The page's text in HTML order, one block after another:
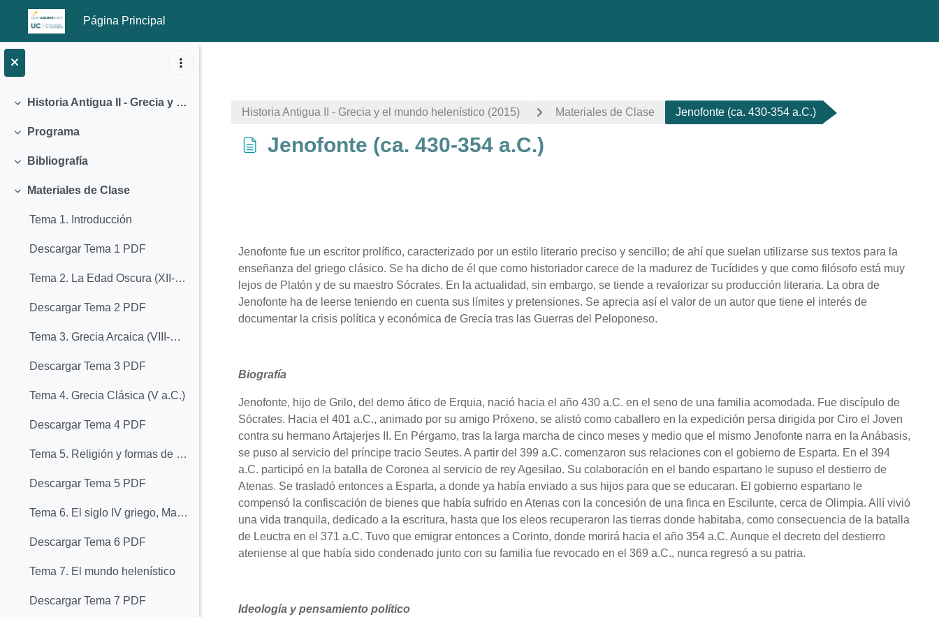
Salta al contenido principal
Página Principal
Colapsar
Historia Antigua II - Grecia y el mundo helenístico (2015)
Colapsar
Programa
Colapsar
Bibliografía
Colapsar
Materiales de Clase
Tema 1. Introducción
Descargar Tema 1 PDF
Tema 2. La Edad Oscura (XII-VIII a.C.)
Descargar Tema 2 PDF
Tema 3. Grecia Arcaica (VIII-VI a.C.)
Descargar Tema 3 PDF
Tema 4. Grecia Clásica (V a.C.)
Descargar Tema 4 PDF
Tema 5. Religión y formas de vida en la antigua Grecia
Descargar Tema 5 PDF
Tema 6. El siglo IV griego, Macedonia y Alejandro Magno
Descargar Tema 6 PDF
Tema 7. El mundo helenístico
Descargar Tema 7 PDF
Historia Antigua II - Grecia y el mundo helenístico (2015) Materiales de Clase Jenofonte (ca. 430-354 a.C.)
Jenofonte (ca. 430-354 a.C.)
Jenofonte fue un escritor prolífico, caracterizado por un estilo literario preciso y sencillo; de ahí que suelan utilizarse sus textos para la
enseñanza del griego clásico. Se ha dicho de él que como historiador carece de la madurez de Tucídides y que como filósofo está muy
lejos de Platón y de su maestro Sócrates. En la actualidad, sin embargo, se tiende a revalorizar su producción literaria. La obra de
Jenofonte ha de leerse teniendo en cuenta sus límites y pretensiones. Se aprecia así el valor de un autor que tiene el interés de
documentar la crisis política y económica de Grecia tras las Guerras del Peloponeso.
Biografía
Jenofonte, hijo de Grilo, del demo ático de Erquia, nació hacia el año 430 a.C. en el seno de una familia acomodada. Fue discípulo de
Sócrates. Hacia el 401 a.C., animado por su amigo Próxeno, se alistó como caballero en la expedición persa dirigida por Ciro el Joven
contra su hermano Artajerjes II. En Pérgamo, tras la larga marcha de cinco meses y medio que el mismo Jenofonte narra en la Anábasis,
se puso al servicio del príncipe tracio Seutes. A partir del 399 a.C. comenzaron sus relaciones con el gobierno de Esparta. En el 394
a.C. participó en la batalla de Coronea al servicio de rey Agesilao. Su colaboración en el bando espartano le supuso el destierro de
Atenas. Se trasladó entonces a Esparta, a donde ya había enviado a sus hijos para que se educaran. El gobierno espartano le
compensó la confiscación de bienes que había sufrido en Atenas con la concesión de una finca en Escilunte, cerca de Olimpia. Allí vivió
una vida tranquila, dedicado a la escritura, hasta que los eleos recuperaron las tierras donde habitaba, como consecuencia de la batalla
de Leuctra en el 371 a.C. Tuvo que emigrar entonces a Corinto, donde morirá hacia el año 354 a.C. Aunque el decreto del destierro
ateniense al que había sido condenado junto con su familia fue revocado en el 369 a.C., nunca regresó a su patria.
Ideología y pensamiento político